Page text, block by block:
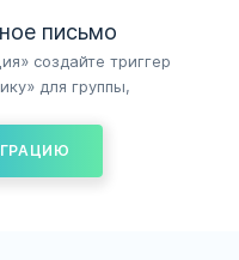
письмо
создайте триггер
для группы,